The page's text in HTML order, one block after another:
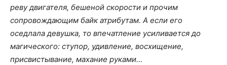
реву двигателя, бешеной скорости и прочим
сопровождающим байк атрибутам. А если его
оседлала девушка, то впечатление усиливается до
магического: ступор, удивление, восхищение,
присвистывание, махание руками…